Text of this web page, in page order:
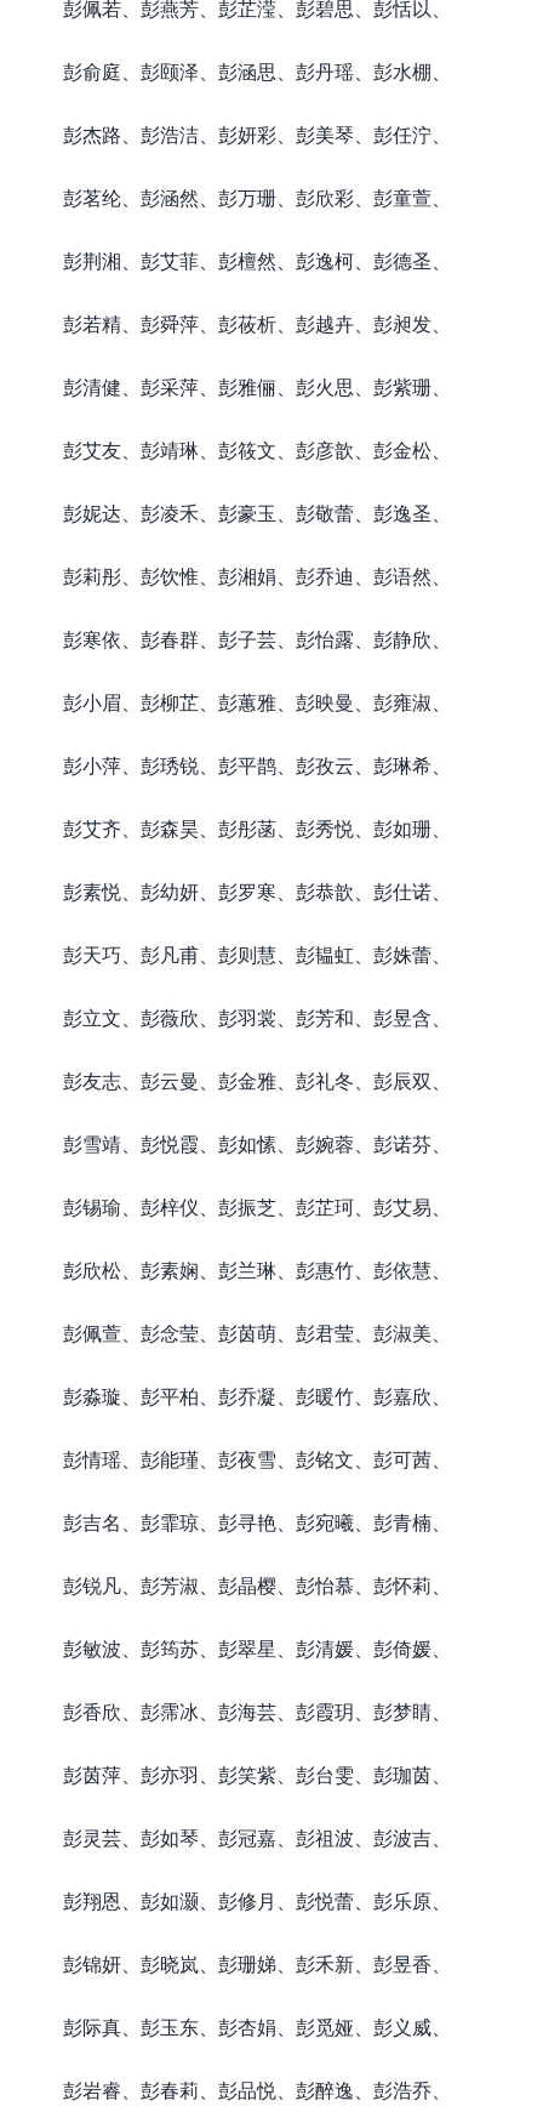
彭佩若、彭燕芳、彭芷滢、彭碧思、彭恬以、
彭俞庭、彭颐泽、彭涵思、彭丹瑶、彭水棚、
彭杰路、彭浩洁、彭妍彩、彭美琴、彭任泞、
彭茗纶、彭涵然、彭万珊、彭欣彩、彭童萱、
彭荆湘、彭艾菲、彭檀然、彭逸柯、彭德圣、
彭若精、彭舜萍、彭莜析、彭越卉、彭昶发、
彭清健、彭采萍、彭雅俪、彭火思、彭紫珊、
彭艾友、彭靖琳、彭筱文、彭彦歆、彭金松、
彭妮达、彭凌禾、彭豪玉、彭敬蕾、彭逸圣、
彭莉彤、彭饮惟、彭湘娟、彭乔迪、彭语然、
彭寒依、彭春群、彭子芸、彭怡露、彭静欣、
彭小眉、彭柳芷、彭蕙雅、彭映曼、彭雍淑、
彭小萍、彭琇锐、彭平鹊、彭孜云、彭琳希、
彭艾齐、彭森昊、彭彤菡、彭秀悦、彭如珊、
彭素悦、彭幼妍、彭罗寒、彭恭歆、彭仕诺、
彭天巧、彭凡甫、彭则慧、彭韫虹、彭姝蕾、
彭立文、彭薇欣、彭羽裳、彭芳和、彭昱含、
彭友志、彭云曼、彭金雅、彭礼冬、彭辰双、
彭雪靖、彭悦霞、彭如愫、彭婉蓉、彭诺芬、
彭锡瑜、彭梓仪、彭振芝、彭芷珂、彭艾易、
彭欣松、彭素娴、彭兰琳、彭惠竹、彭依慧、
彭佩萱、彭念莹、彭茵萌、彭君莹、彭淑美、
彭淼璇、彭平柏、彭乔凝、彭暖竹、彭嘉欣、
彭情瑶、彭能瑾、彭夜雪、彭铭文、彭可茜、
彭吉名、彭霏琼、彭寻艳、彭宛曦、彭青楠、
彭锐凡、彭芳淑、彭晶樱、彭怡慕、彭怀莉、
彭敏波、彭筠苏、彭翠星、彭清媛、彭倚媛、
彭香欣、彭霈冰、彭海芸、彭霞玥、彭梦睛、
彭茵萍、彭亦羽、彭笑紫、彭台雯、彭珈茵、
彭灵芸、彭如琴、彭冠嘉、彭祖波、彭波吉、
彭翔恩、彭如灏、彭修月、彭悦蕾、彭乐原、
彭锦妍、彭晓岚、彭珊娣、彭禾新、彭昱香、
彭际真、彭玉东、彭杏娟、彭觅娅、彭义威、
彭岩睿、彭春莉、彭品悦、彭醉逸、彭浩乔、